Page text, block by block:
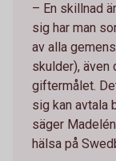
– En skillnad
sig har man
av alla
skulder), även
giftermålet.
sig kan avtala
säger
hälsa på